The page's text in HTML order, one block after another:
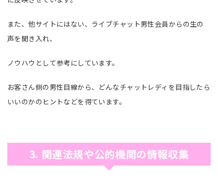
また、他サイトにはない、ライブチャット男性会員からの生の
声を聞き入れ、
ノウハウとして参考にしています。
お客さん側の男性目線から、どんなチャットレディを目指したら
いいのかのヒントなどを得ています。
3. 関連法規や公的機関の情報収集